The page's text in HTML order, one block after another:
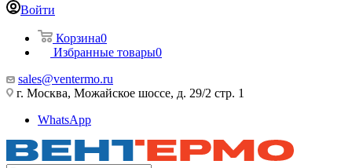
Войти
Корзина0
Избранные товары0
sales@ventermo.ru
г. Москва, Можайское шоссе, д. 29/2 стр. 1
WhatsApp